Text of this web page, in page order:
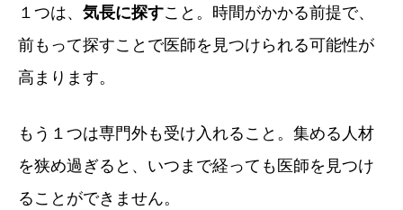
１つは、 気長に探すこと。時間がかかる前提で、
前もって探すことで医師を見つけられる可能性が
高まります。
もう１つは専門外も受け入れること。集める人材
を狭め過ぎると、いつまで経っても医師を見つけ
ることができません。